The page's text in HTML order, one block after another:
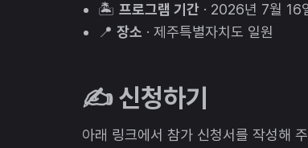
🏝️ 프로그램 기간· 2026년 7월 16
📍 장소 · 제주특별자치도 일원
✍️ 신청하기
아래 링크에서 참가 신청서를 작성해